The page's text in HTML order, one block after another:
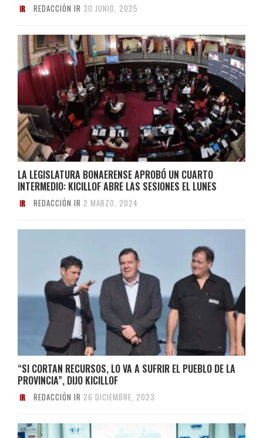
REDACCIÓN IR 30 JUNIO, 2025
LA LEGISLATURA BONAERENSE APROBÓ UN CUARTO
INTERMEDIO: KICILLOF ABRE LAS SESIONES EL LUNES
REDACCIÓN IR 2 MARZO, 2024
“SI CORTAN RECURSOS, LO VA A SUFRIR EL PUEBLO DE LA
PROVINCIA”, DIJO KICILLOF
REDACCIÓN IR 26 DICIEMBRE, 2023